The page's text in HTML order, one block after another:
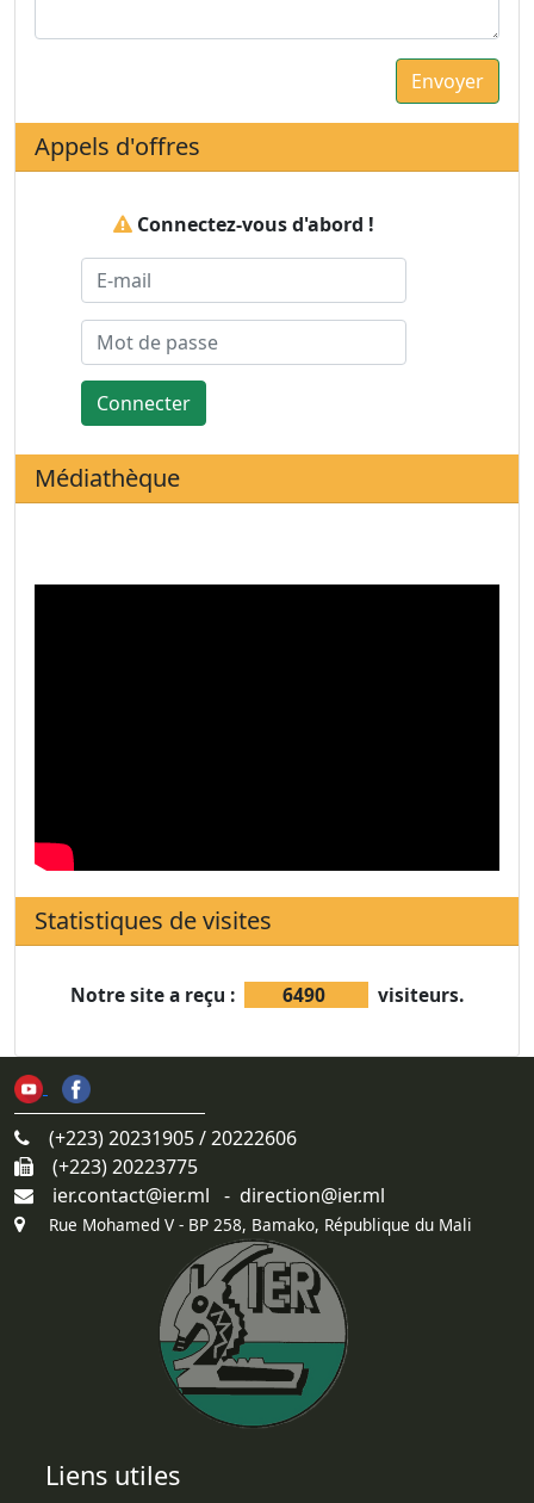
Appels d'offres
Connectez-vous d'abord !
Connecter
Médiathèque
Statistiques de visites
Notre site a reçu : 6490 visiteurs.
(+223) 20231905 / 20222606
(+223) 20223775
ier.contact@ier.ml - direction@ier.ml
Rue Mohamed V - BP 258, Bamako, République du Mali
Liens utiles